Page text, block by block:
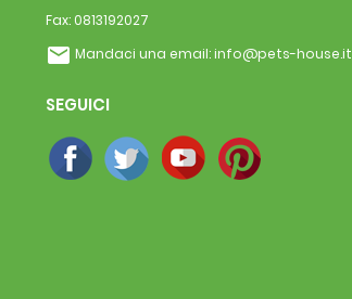
Fax: 0813192027
email Mandaci una email:info@pets-house.it
SEGUICI